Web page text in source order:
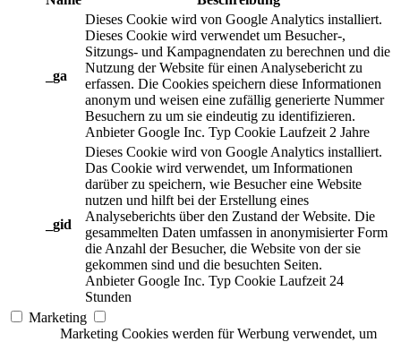
_ga
Dieses Cookie wird von Google Analytics installiert.
Dieses Cookie wird verwendet um Besucher-,
Sitzungs- und Kampagnendaten zu berechnen und die
Nutzung der Website für einen Analysebericht zu
erfassen. Die Cookies speichern diese Informationen
anonym und weisen eine zufällig generierte Nummer
Besuchern zu um sie eindeutig zu identifizieren.
Anbieter Google Inc. Typ Cookie Laufzeit 2 Jahre
_gid
Dieses Cookie wird von Google Analytics installiert.
Das Cookie wird verwendet, um Informationen
darüber zu speichern, wie Besucher eine Website
nutzen und hilft bei der Erstellung eines
Analyseberichts über den Zustand der Website. Die
gesammelten Daten umfassen in anonymisierter Form
die Anzahl der Besucher, die Website von der sie
gekommen sind und die besuchten Seiten.
Anbieter Google Inc. Typ Cookie Laufzeit 24
Stunden
Marketing
Marketing Cookies werden für Werbung verwendet, um